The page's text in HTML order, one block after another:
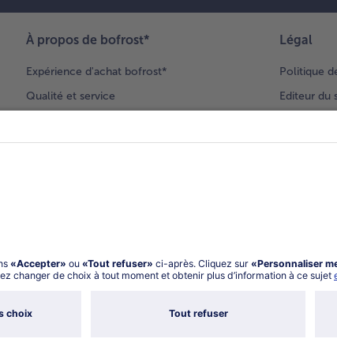
À propos de bofrost*
Expérience d'achat bofrost*
Qualité et service
Nouveaux clients
Légal
Politique
Editeur du
Conditions